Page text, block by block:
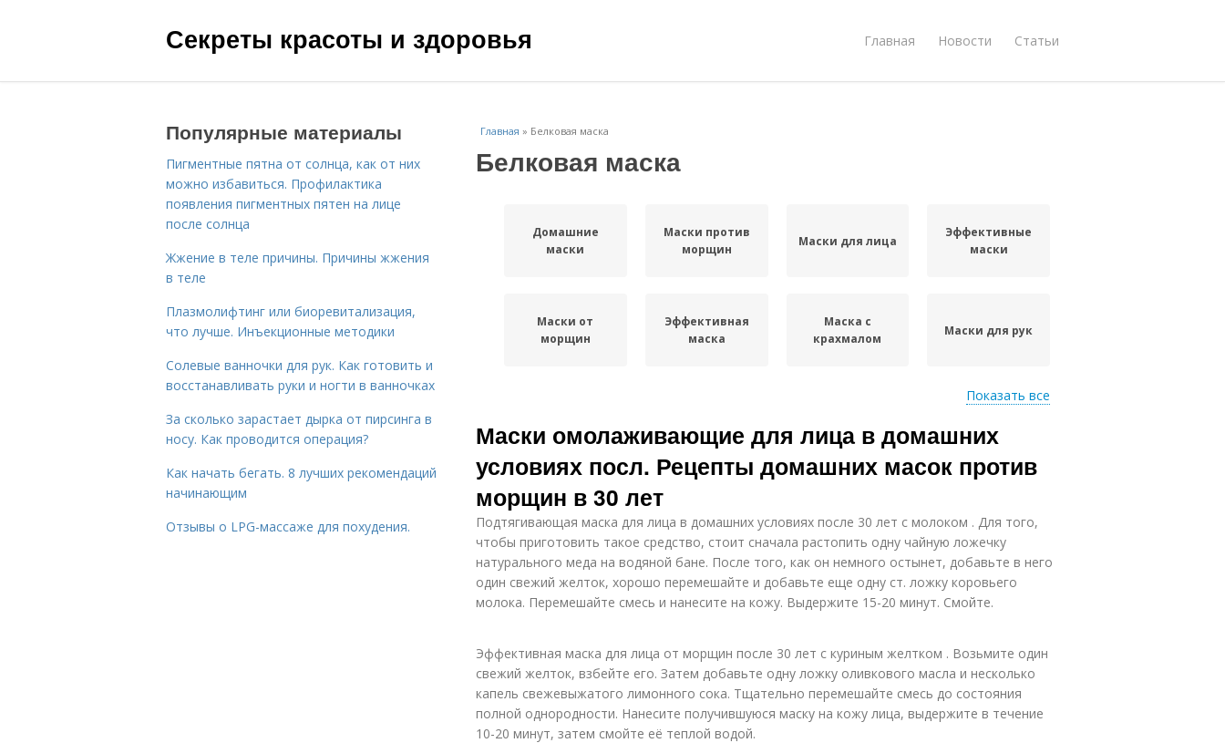
Секреты красоты и здоровья Главная Новости Статьи
Главная » Белковая маска
Белковая маска
Домашние
маски
Маски против
морщин
Маски для лица
Эффективные
маски
Маски от
морщин
Эффективная
маска
Маска с
крахмалом
Маски для рук
маска
эффектом
кожи
и
Антивозрастные
маски
Показать все
Маски омолаживающие для лица в домашних
условиях посл. Рецепты домашних масок против
морщин в 30 лет
Подтягивающая маска для лица в домашних условиях после 30 лет с молоком . Для того,
чтобы приготовить такое средство, стоит сначала растопить одну чайную ложечку
натурального меда на водяной бане. После того, как он немного остынет, добавьте в него
один свежий желток, хорошо перемешайте и добавьте еще одну ст. ложку коровьего
молока. Перемешайте смесь и нанесите на кожу. Выдержите 15-20 минут. Смойте.
Эффективная маска для лица от морщин после 30 лет с куриным желтком . Возьмите один
свежий желток, взбейте его. Затем добавьте одну ложку оливкового масла и несколько
капель свежевыжатого лимонного сока. Тщательно перемешайте смесь до состояния
полной однородности. Нанесите получившуюся маску на кожу лица, выдержите в течение
10-20 минут, затем смойте её теплой водой.
Популярные материалы
Пигментные пятна от солнца, как от них
можно избавиться. Профилактика
появления пигментных пятен на лице
после солнца
Жжение в теле причины. Причины жжения
в теле
Плазмолифтинг или биоревитализация,
что лучше. Инъекционные методики
Солевые ванночки для рук. Как готовить и
восстанавливать руки и ногти в ванночках
За сколько зарастает дырка от пирсинга в
носу. Как проводится операция?
Как начать бегать. 8 лучших рекомендаций
начинающим
Отзывы о LPG-массаже для похудения.